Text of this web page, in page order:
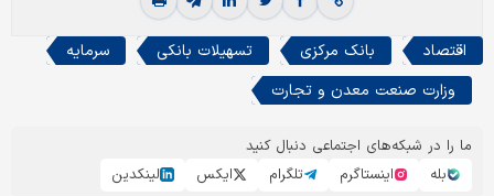
اقتصاد بانک مرکزی تسهیلات بانکی
سرمایه
وزارت صنعت معدن و تجارت
ما را در شبکه‌های اجتماعی دنبال کنید
بله
اینستاگرم تلگرام ایکس لینکدین